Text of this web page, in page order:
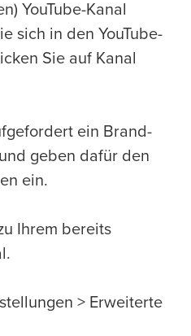
YouTube-Kanal
sich in den YouTube-
Sie auf Kanal
ein Brand-
geben dafür den
ein.
Ihrem bereits
> Erweiterte